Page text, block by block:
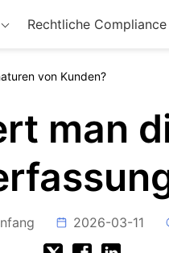
Rechtliche Compliance
von Kunden?
man
2026-03-11